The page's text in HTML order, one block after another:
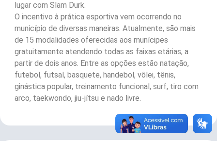
lugar com Slam Durk.
O incentivo à prática esportiva vem ocorrendo no
município de diversas maneiras. Atualmente, são mais
de 15 modalidades oferecidas aos munícipes
gratuitamente atendendo todas as faixas etárias, a
partir de dois anos. Entre as opções estão natação,
futebol, futsal, basquete, handebol, vôlei, tênis,
ginástica popular, treinamento funcional, surf, tiro com
arco, taekwondo, jiu-jítsu e nado livre.